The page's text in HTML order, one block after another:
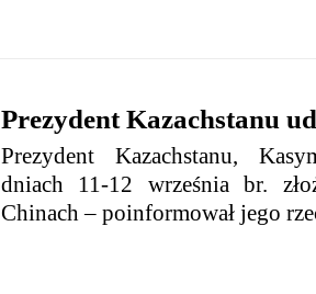
Prezydent Kazachstanu
Prezydent Kazachstanu,
dniach 11-12 września br.
Chinach – poinformował jego